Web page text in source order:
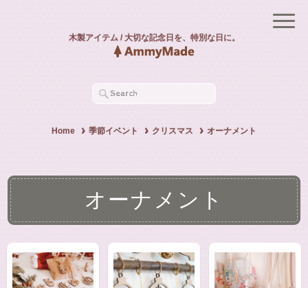
木製アイテム / 大切な記念日を、特別な日に。
Home 季節イベント クリスマス オーナメント
オーナメント